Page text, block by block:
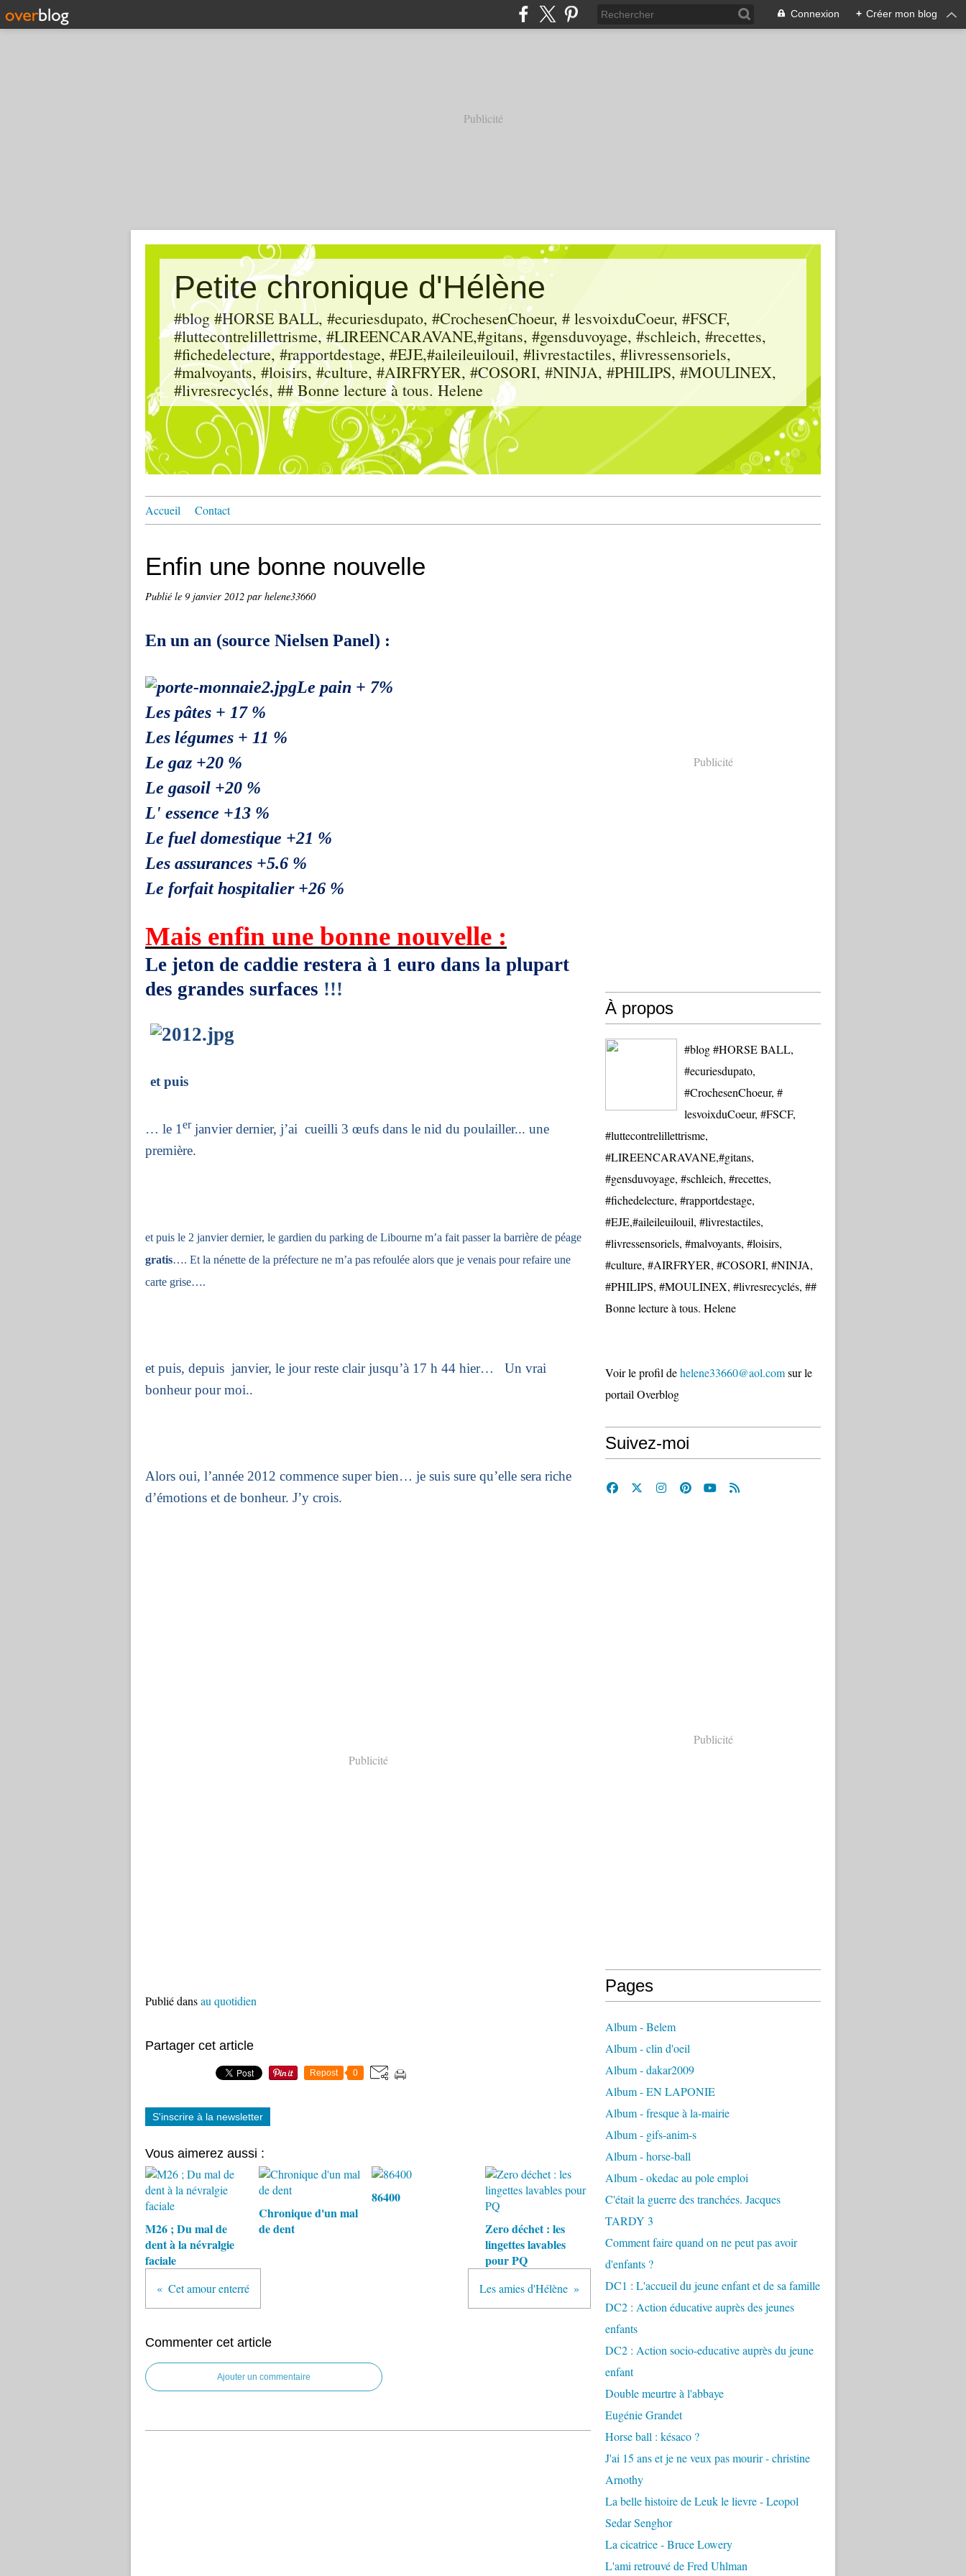
Connexion + Créer mon blog
Publicité
Petite chronique d'Hélène
#blog #HORSE BALL, #ecuriesdupato, #CrochesenChoeur, # lesvoixduCoeur, #FSCF,
#luttecontrelillettrisme, #LIREENCARAVANE,#gitans, #gensduvoyage, #schleich, #recettes,
#fichedelecture, #rapportdestage, #EJE,#aileileuilouil, #livrestactiles, #livressensoriels,
#malvoyants, #loisirs, #culture, #AIRFRYER, #COSORI, #NINJA, #PHILIPS, #MOULINEX,
#livresrecyclés, ## Bonne lecture à tous. Helene
Accueil Contact
Enfin une bonne nouvelle
Publié le 9 janvier 2012 par helene33660
En un an (source Nielsen Panel) :
Le pain + 7%
Les pâtes + 17 %
Les légumes + 11 %
Le gaz +20 %
Le gasoil +20 %
L' essence +13 %
Le fuel domestique +21 %
Les assurances +5.6 %
Le forfait hospitalier +26 %
Mais enfin une bonne nouvelle :
Le jeton de caddie restera à 1 euro dans la plupart
des grandes surfaces !!!
et puis
… le 1erjanvier dernier, j’ai cueilli 3 œufs dans le nid du poulailler... une
première.
et puis le 2 janvier dernier, le gardien du parking de Libourne m’a fait passer la barrière de péage
gratis…. Et la nénette de la préfecture ne m’a pas refoulée alors que je venais pour refaire une
carte grise….
et puis, depuis janvier, le jour reste clair jusqu’à 17 h 44 hier…
Un vrai
bonheur pour moi..
Alors oui, l’année 2012 commence super bien… je suis sure qu’elle sera riche
d’émotions et de bonheur. J’y crois.
Publicité
Publié dansau quotidien
Partager cet article
Repost 0
S'inscrire à la newsletter
Vous aimerez aussi :
M26 ; Du mal de
dent à la névralgie
faciale
Chronique d'un mal
de dent
86400
Zero déchet : les
lingettes lavables
pour PQ
Cet amour enterré Les amies d'Hélène
Commenter cet article
Ajouter un commentaire
Publicité
À propos
#blog #HORSE BALL,
#ecuriesdupato,
#CrochesenChoeur, #
lesvoixduCoeur, #FSCF,
#luttecontrelillettrisme,
#LIREENCARAVANE,#gitans,
#gensduvoyage, #schleich, #recettes,
#fichedelecture, #rapportdestage,
#EJE,#aileileuilouil, #livrestactiles,
#livressensoriels, #malvoyants, #loisirs,
#culture, #AIRFRYER, #COSORI, #NINJA,
#PHILIPS, #MOULINEX, #livresrecyclés, ##
Bonne lecture à tous. Helene
Voir le profil dehelene33660@aol.comsur le
portail Overblog
Suivez-moi
Publicité
Pages
Album - Belem
Album - clin d'oeil
Album - dakar2009
Album - EN LAPONIE
Album - fresque à la-mairie
Album - gifs-anim-s
Album - horse-ball
Album - okedac au pole emploi
C'était la guerre des tranchées. Jacques
TARDY 3
Comment faire quand on ne peut pas avoir
d'enfants ?
DC1 : L'accueil du jeune enfant et de sa famille
DC2 : Action éducative auprès des jeunes
enfants
DC2 : Action socio-educative auprès du jeune
enfant
Double meurtre à l'abbaye
Eugénie Grandet
Horse ball : késaco ?
J'ai 15 ans et je ne veux pas mourir - christine
Arnothy
La belle histoire de Leuk le lievre - Leopol
Sedar Senghor
La cicatrice - Bruce Lowery
L'ami retrouvé de Fred Uhlman